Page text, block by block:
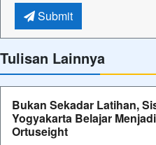
Submit
Tulisan Lainnya
Bukan Sekadar Latihan,
Yogyakarta Belajar
Ortuseight